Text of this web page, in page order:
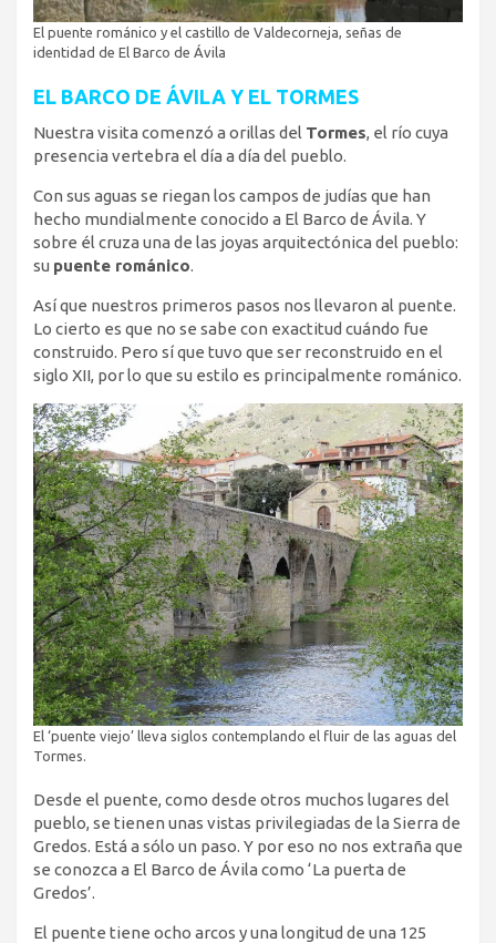
El puente románico y el castillo de Valdecorneja, señas de
identidad de El Barco de Ávila
EL BARCO DE ÁVILA Y EL TORMES
Nuestra visita comenzó a orillas del Tormes, el río cuya
presencia vertebra el día a día del pueblo.
Con sus aguas se riegan los campos de judías que han
hecho mundialmente conocido a El Barco de Ávila. Y
sobre él cruza una de las joyas arquitectónica del pueblo:
su puente románico.
Así que nuestros primeros pasos nos llevaron al puente.
Lo cierto es que no se sabe con exactitud cuándo fue
construido. Pero sí que tuvo que ser reconstruido en el
siglo XII, por lo que su estilo es principalmente románico.
El ‘puente viejo’ lleva siglos contemplando el fluir de las aguas del
Tormes.
Desde el puente, como desde otros muchos lugares del
pueblo, se tienen unas vistas privilegiadas de la Sierra de
Gredos. Está a sólo un paso. Y por eso no nos extraña que
se conozca a El Barco de Ávila como ‘La puerta de
Gredos’.
El puente tiene ocho arcos y una longitud de una 125